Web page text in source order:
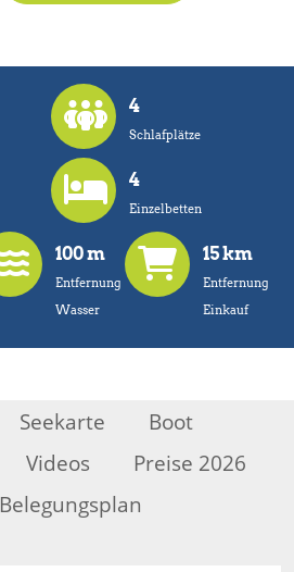
4
Schlafplätze
4
Einzelbetten
100 m
Entfernung
Wasser
15 km
Entfernung
Einkauf
Seekarte
Boot
Videos
Preise 2026
Belegungsplan